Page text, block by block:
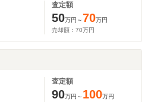
査定額
50万円～70万円
売却額： 70万円
査定額
90万円～ 100万円